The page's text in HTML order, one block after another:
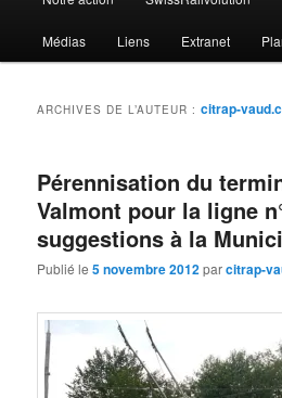
Médias Liens Extranet
ARCHIVES DE L’AUTEUR :citrap-
Pérennisation du
Valmont pour la ligne
suggestions à la
Publié le5 novembre 2012parcitrap-